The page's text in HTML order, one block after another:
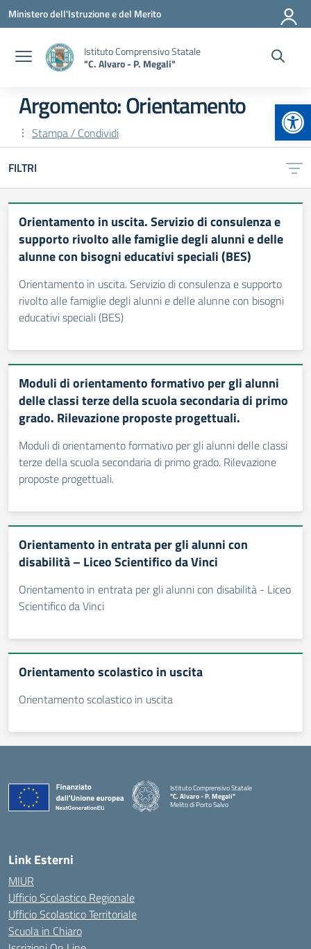
Vai ai contenuti
Vai al menu di navigazione
Vai al footer
Ministero dell'Istruzione e del Merito
Istituto Comprensivo Statale
"C. Alvaro - P. Megali"
Argomento: Orientamento
Stampa / Condividi
FILTRI
Orientamento in uscita. Servizio di consulenza e
supporto rivolto alle famiglie degli alunni e delle
alunne con bisogni educativi speciali (BES)
Orientamento in uscita. Servizio di consulenza e supporto
rivolto alle famiglie degli alunni e delle alunne con bisogni
educativi speciali (BES)
Moduli di orientamento formativo per gli alunni
delle classi terze della scuola secondaria di primo
grado. Rilevazione proposte progettuali.
Moduli di orientamento formativo per gli alunni delle classi
terze della scuola secondaria di primo grado. Rilevazione
proposte progettuali.
Orientamento in entrata per gli alunni con
disabilità – Liceo Scientifico da Vinci
Orientamento in entrata per gli alunni con disabilità - Liceo
Scientifico da Vinci
Orientamento scolastico in uscita
Orientamento scolastico in uscita
Istituto Comprensivo Statale
"C. Alvaro - P. Megali"
Melito di Porto Salvo
Link Esterni
MIUR
Ufficio Scolastico Regionale
Ufficio Scolastico Territoriale
Scuola in Chiaro